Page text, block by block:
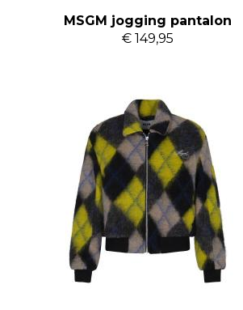
MSGM jogging pantalon
€ 149,95